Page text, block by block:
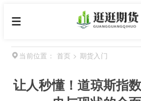
当前位置： 首页 > 期货入门
让人秒懂！道琼斯指